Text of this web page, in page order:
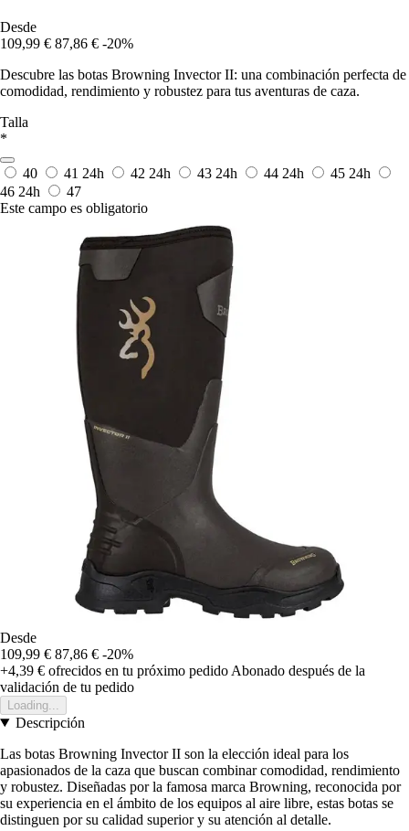
Desde
109,99 € 87,86 € -20%
Descubre las botas Browning Invector II: una combinación perfecta de
comodidad, rendimiento y robustez para tus aventuras de caza.
Talla
*
40 41 24h 42 24h 43 24h 44 24h 45 24h
46 24h
47
Este campo es obligatorio
Desde
109,99 € 87,86 € -20%
+4,39 € ofrecidos en tu próximo pedido Abonado después de la
validación de tu pedido
Loading...
Descripción
Las botas Browning Invector II son la elección ideal para los
apasionados de la caza que buscan combinar comodidad, rendimiento
y robustez. Diseñadas por la famosa marca Browning, reconocida por
su experiencia en el ámbito de los equipos al aire libre, estas botas se
distinguen por su calidad superior y su atención al detalle.